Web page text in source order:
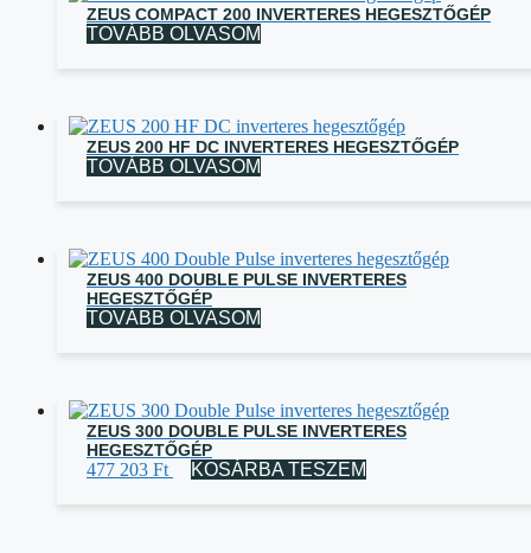
ZEUS COMPACT 200 INVERTERES HEGESZTŐGÉP
TOVÁBB OLVASOM
ZEUS 200 HF DC INVERTERES HEGESZTŐGÉP
TOVÁBB OLVASOM
ZEUS 400 DOUBLE PULSE INVERTERES
HEGESZTŐGÉP
TOVÁBB OLVASOM
ZEUS 300 DOUBLE PULSE INVERTERES
HEGESZTŐGÉP
477 203 Ft KOSÁRBA TESZEM